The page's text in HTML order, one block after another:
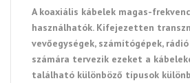
A koaxiális kábelek magas-
használhatók. Kifejezetten
vevőegységek, számítógépek,
számára tervezik ezeket a
található különböző típusok